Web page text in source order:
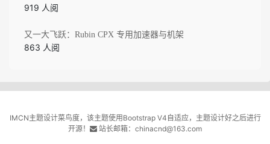
919 人阅
又一大飞跃：Rubin CPX 专用加速器与机架
863 人阅
IMCN主题设计菜鸟度，该主题使用Bootstrap V4自适应，主题设计好之后进行
开源！
站长邮箱：chinacnd@163.com